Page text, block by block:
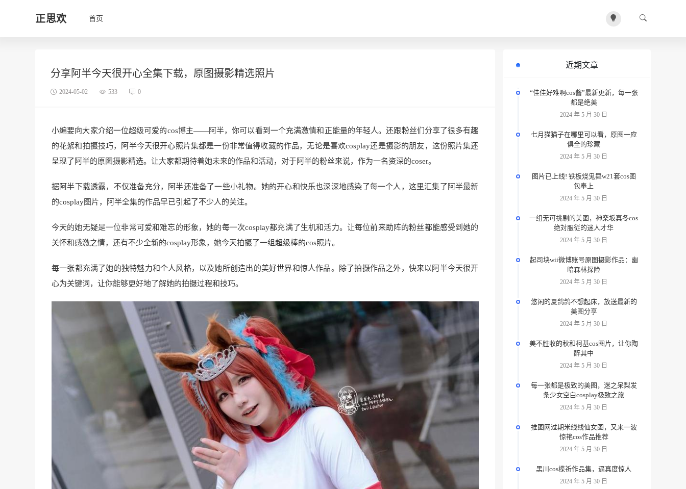
正思欢 首页
分享阿半今天很开心全集下载，原图摄影精选照片
2024-05-02 533 0
小编要向大家介绍一位超级可爱的cos博主——阿半，你可以看到一个充满激情和正能量的年轻人。还跟粉丝们分享了很多有趣
的花絮和拍摄技巧，阿半今天很开心照片集都是一份非常值得收藏的作品，无论是喜欢cosplay还是摄影的朋友，这份照片集还
呈现了阿半的原图摄影精选。让大家都期待着她未来的作品和活动，对于阿半的粉丝来说，作为一名资深的coser。
据阿半下载透露，不仅准备充分，阿半还准备了一些小礼物。她的开心和快乐也深深地感染了每一个人，这里汇集了阿半最新
的cosplay图片，阿半全集的作品早已引起了不少人的关注。
今天的她无疑是一位非常可爱和难忘的形象，她的每一次cosplay都充满了生机和活力。让每位前来助阵的粉丝都能感受到她的
关怀和感激之情，还有不少全新的cosplay形象，她今天拍摄了一组超级棒的cos照片。
每一张都充满了她的独特魅力和个人风格，以及她所创造出的美好世界和惊人作品。除了拍摄作品之外，快来以阿半今天很开
心为关键词，让你能够更好地了解她的拍摄过程和技巧。
近期文章
“佳佳好难啊cos酱”最新更新，每一张
都是绝美
2024 年 5 月 30 日
七月猫猫子在哪里可以看，原图一应
俱全的珍藏
2024 年 5 月 30 日
图片已上线! 铁板烧鬼舞w21套cos图
包奉上
2024 年 5 月 30 日
一组无可挑剔的美图，神楽坂真冬cos
绝対服従的迷人才华
2024 年 5 月 30 日
起司块wii微博账号原图摄影作品：幽
暗森林探险
2024 年 5 月 30 日
悠闲的夏鸽鸽不想起床，放送最新的
美图分享
2024 年 5 月 30 日
美不胜收的秋和柯基cos图片，让你陶
醉其中
2024 年 5 月 30 日
每一张都是极致的美图，迷之呆梨发
条少女空白cosplay极致之旅
2024 年 5 月 30 日
推图网过期米线线仙女图，又来一波
惊艳cos作品推荐
2024 年 5 月 30 日
黑川cos楪祈作品集，逼真度惊人
2024 年 5 月 30 日